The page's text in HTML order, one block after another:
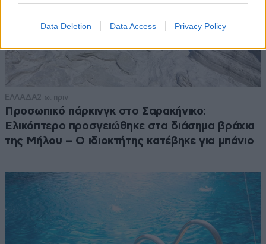
Data Deletion Data Access Privacy Policy
ΕΛΛΑΔΑ2 ω. πριν
Προσωπικό πάρκινγκ στο Σαρακήνικο:
Ελικόπτερο προσγειώθηκε στα διάσημα βράχια
της Μήλου – Ο ιδιοκτήτης κατέβηκε για μπάνιο